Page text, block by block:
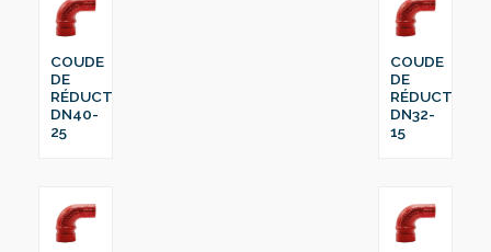
COUDE
DE
RÉDUCTION
DN40-
25
COUDE
DE
RÉDUCTION
DN32-
15